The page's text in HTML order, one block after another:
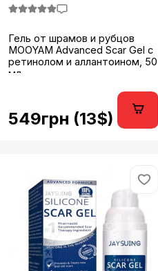
Гель от шрамов и рубцов
MOOYAM Advanced Scar Gel с
ретинолом и аллантоином, 50
мл...
549грн (13$)